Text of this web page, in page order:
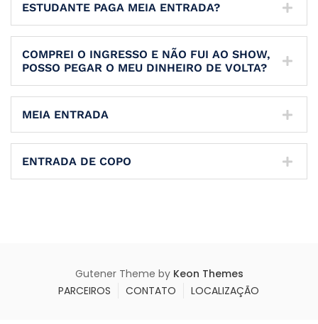
ESTUDANTE PAGA MEIA ENTRADA?
COMPREI O INGRESSO E NÃO FUI AO SHOW,
POSSO PEGAR O MEU DINHEIRO DE VOLTA?
MEIA ENTRADA
ENTRADA DE COPO
Gutener Theme by Keon Themes
PARCEIROS
CONTATO LOCALIZAÇÃO